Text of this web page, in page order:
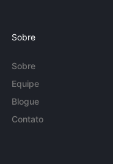
Sobre
Sobre
Equipe
Blogue
Contato